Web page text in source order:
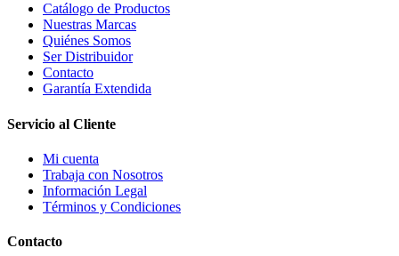
Catálogo de Productos
Nuestras Marcas
Quiénes Somos
Ser Distribuidor
Contacto
Garantía Extendida
Servicio al Cliente
Mi cuenta
Trabaja con Nosotros
Información Legal
Términos y Condiciones
Contacto